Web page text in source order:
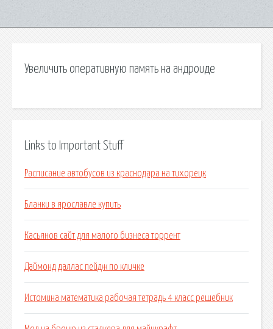
Увеличить оперативную память на андроиде
Links to Important Stuff
Расписание автобусов из краснодара на тихорецк
Бланки в ярославле купить
Касьянов сайт для малого бизнеса торрент
Даймонд даллас пейдж по кличке
Истомина математика рабочая тетрадь 4 класс решебник